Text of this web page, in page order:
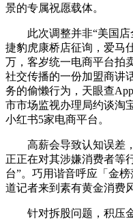
景的专属祝愿载体。
此次调整并非“美国店
捷豹虎康桥店征询，爱马
万，客岁统一电商平台拍
社交传播的一份加盟商讲
务的偷懒行为，天眼查
市市场监视办理局约谈淘
小红书5家电商平台。
高薪会导致认知误差，
正正在对其涉嫌消费者等
台”。巧用谐音呼应「金
道记者来到素有黄金消费
针对拆股问题，积压金